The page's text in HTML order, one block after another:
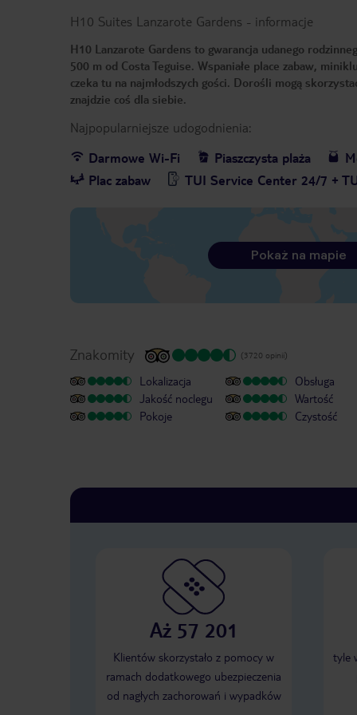
H10 Suites Lanzarote Gardens - informacje
H10 Lanzarote Gardens to gwarancja udanego
500 m od Costa Teguise. Wspaniałe place zabaw,
czeka tu na najmłodszych gości. Dorośli mogą
znajdzie coś dla siebie.
Najpopularniejsze udogodnienia:
Darmowe Wi-Fi
Piaszczysta plaża
Plac zabaw
TUI Service Center 24/7 +
Pokaż na mapie
Znakomity (3720 opinii)
Lokalizacja
Jakość noclegu
Pokoje
Obsługa
Wartość
Czystość
Aż 57 201
Klientów skorzystało z pomocy w
ramach dodatkowego ubezpieczenia
od nagłych zachorowań i wypadków
tyle